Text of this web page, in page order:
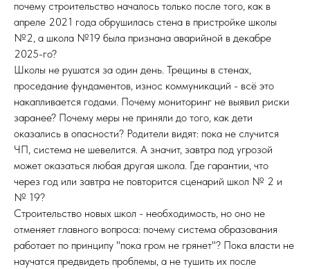
почему строительство началось только после того, как в
апреле 2021 года обрушилась стена в пристройке школы
№2, а школа №19 была признана аварийной в декабре
2025-го?
Школы не рушатся за один день. Трещины в стенах,
проседание фундаментов, износ коммуникаций - всё это
накапливается годами. Почему мониторинг не выявил риски
заранее? Почему меры не приняли до того, как дети
оказались в опасности? Родители видят: пока не случится
ЧП, система не шевелится. А значит, завтра под угрозой
может оказаться любая другая школа. Где гарантии, что
через год или завтра не повторится сценарий школ № 2 и
№ 19?
Строительство новых школ - необходимость, но оно не
отменяет главного вопроса: почему система образования
работает по принципу "пока гром не грянет"? Пока власти не
научатся предвидеть проблемы, а не тушить их после